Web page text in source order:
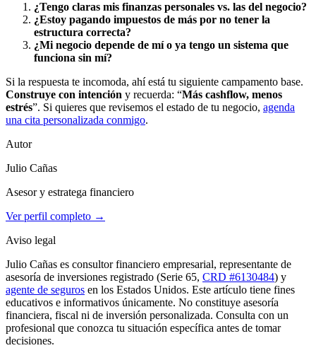
¿Tengo claras mis finanzas personales vs. las del negocio?
¿Estoy pagando impuestos de más por no tener la
estructura correcta?
¿Mi negocio depende de mí o ya tengo un sistema que
funciona sin mí?
Si la respuesta te incomoda, ahí está tu siguiente campamento base.
Construye con intención y recuerda: “Más cashflow, menos
estrés”. Si quieres que revisemos el estado de tu negocio, agenda
una cita personalizada conmigo.
Autor
Julio Cañas
Asesor y estratega financiero
Ver perfil completo →
Aviso legal
Julio Cañas es consultor financiero empresarial, representante de
asesoría de inversiones registrado (Serie 65, CRD #6130484) y
agente de seguros en los Estados Unidos. Este artículo tiene fines
educativos e informativos únicamente. No constituye asesoría
financiera, fiscal ni de inversión personalizada. Consulta con un
profesional que conozca tu situación específica antes de tomar
decisiones.